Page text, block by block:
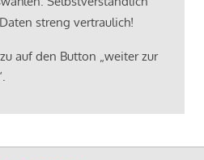
streng vertraulich!
auf den Button „weiter zur